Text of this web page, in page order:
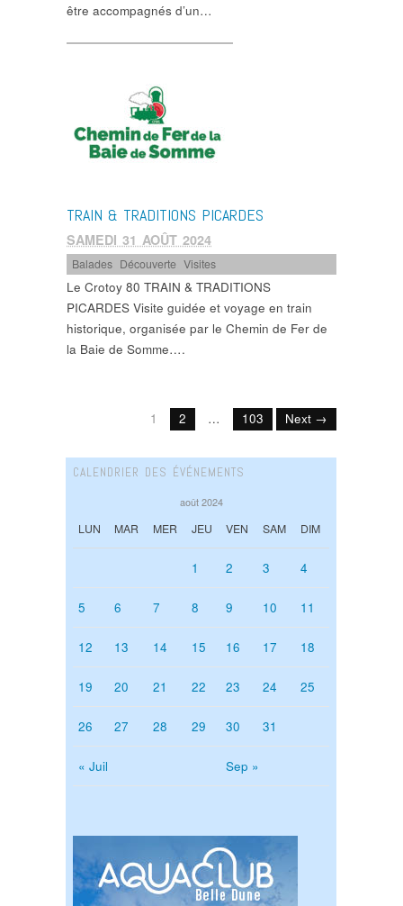
être accompagnés d’un…
TRAIN & TRADITIONS PICARDES
SAMEDI 31 AOÛT 2024
Balades Découverte ,Visites
Le Crotoy 80 TRAIN & TRADITIONS
PICARDES Visite guidée et voyage en train
historique, organisée par le Chemin de Fer de
la Baie de Somme….
1 2 … 103 Next →
CALENDRIER DES ÉVÉNEMENTS
août 2024
LUN MAR MER JEU VEN SAM DIM
« Juil Sep »
1 2 3 4
5 6 7 8 9 10 11
12 13 14 15 16 17 18
19 20 21 22 23 24 25
26 27 28 29 30 31